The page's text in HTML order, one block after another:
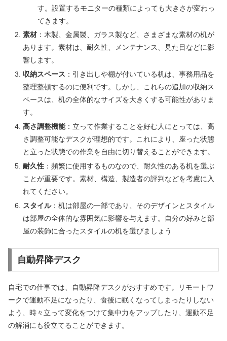
す。設置するモニターの種類によっても大きさが変わっ
てきます。
素材：木製、金属製、ガラス製など、さまざまな素材の机が
あります。素材は、耐久性、メンテナンス、見た目などに影
響します。
収納スペース ：引き出しや棚が付いている机は、事務用品を
整理整頓するのに便利です。しかし、これらの追加の収納ス
ペースは、机の全体的なサイズを大きくする可能性がありま
す。
高さ調整機能：立って作業することを好む人にとっては、高
さ調整可能なデスクが理想的です。これにより、座った状態
と立った状態での作業を自由に切り替えることができます。
耐久性：頻繁に使用するものなので、耐久性のある机を選ぶ
ことが重要です。素材、構造、製造者の評判などを考慮に入
れてください。
スタイル：机は部屋の一部であり、そのデザインとスタイル
は部屋の全体的な雰囲気に影響を与えます。自分の好みと部
屋の装飾に合ったスタイルの机を選びましょう
自動昇降デスク
自宅での仕事では、自動昇降デスクがおすすめです。リモートワ
ークで運動不足になったり、食後に眠くなってしまったりしない
よう、時々立って変化をつけて集中力をアップしたり、運動不足
の解消にも役立てることができます。